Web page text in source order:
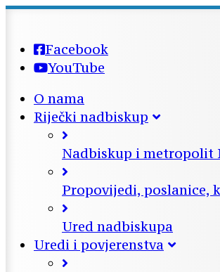
Facebook
YouTube
O nama
Riječki nadbiskup
Nadbiskup i metropolit
Propovijedi, poslanice,
Ured nadbiskupa
Uredi i povjerenstva